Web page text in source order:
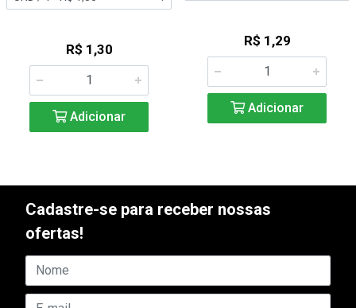
R$ 1,30
Adicionar
R$ 1,29
Adicionar
Cadastre-se para receber nossas
ofertas!